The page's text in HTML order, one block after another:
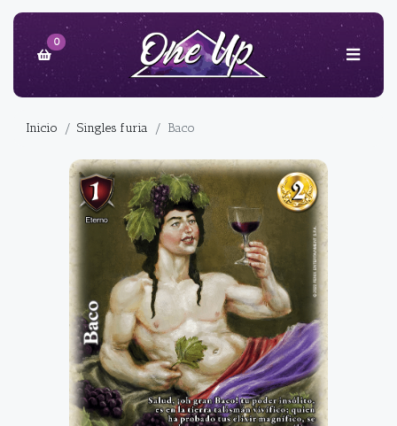
0
Inicio Singles furia Baco